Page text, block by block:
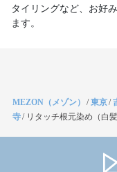
タイリングなど、お好
ます。
MEZON（メゾン） /東京/
寺/ リタッチ根元染め（白